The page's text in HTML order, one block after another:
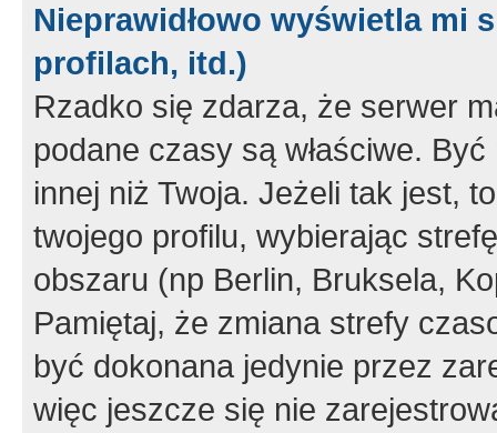
Nieprawidłowo wyświetla mi
profilach, itd.)
Rzadko się zdarza, że serwer
podane czasy są właściwe.
innej niż Twoja. Jeżeli tak jest,
twojego profilu, wybierając
obszaru (np Berlin, Bruksela,
Pamiętaj, że zmiana strefy
być dokonana jedynie przez
więc jeszcze się nie